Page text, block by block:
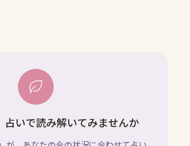
占いで読み解いてみませんか